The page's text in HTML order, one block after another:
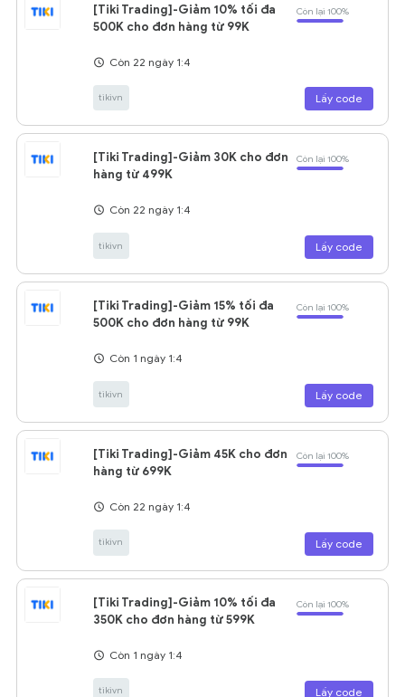
[Tiki Trading]-Giảm 10% tối đa
500K cho đơn hàng từ 99K
Còn lại 100%
Còn 22 ngày 1:4
tikivn Lấy code
[Tiki Trading]-Giảm 30K cho đơn
hàng từ 499K
Còn lại 100%
Còn 22 ngày 1:4
tikivn Lấy code
[Tiki Trading]-Giảm 15% tối đa
500K cho đơn hàng từ 99K
Còn lại 100%
Còn 1 ngày 1:4
tikivn Lấy code
[Tiki Trading]-Giảm 45K cho đơn
hàng từ 699K
Còn lại 100%
Còn 22 ngày 1:4
tikivn Lấy code
[Tiki Trading]-Giảm 10% tối đa
350K cho đơn hàng từ 599K
Còn lại 100%
Còn 1 ngày 1:4
tikivn Lấy code